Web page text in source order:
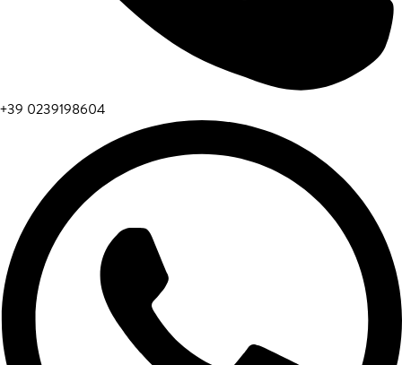
+39 0239198604